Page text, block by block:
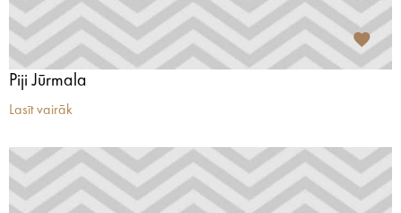
Piji Jūrmala
Lasīt vairāk